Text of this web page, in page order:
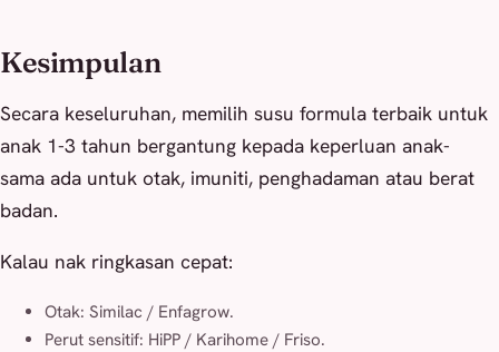
Kesimpulan
Secara keseluruhan, memilih susu formula terbaik untuk
anak 1-3 tahun bergantung kepada keperluan anak-
sama ada untuk otak, imuniti, penghadaman atau berat
badan.
Kalau nak ringkasan cepat:
Otak: Similac / Enfagrow.
Perut sensitif: HiPP / Karihome / Friso.